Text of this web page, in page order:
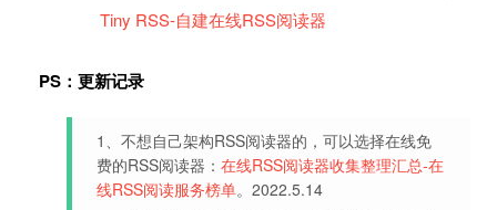
Tiny RSS-自建在线RSS阅读器
PS：更新记录
1、不想自己架构RSS阅读器的，可以选择在线免
费的RSS阅读器： 在线RSS阅读器收集整理汇总-在
线RSS阅读服务榜单。2022.5.14